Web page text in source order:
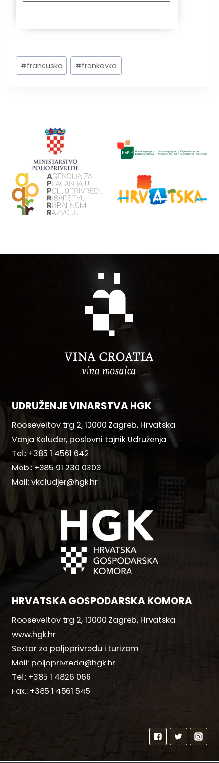
Post
Tags:
#francuska #frankovka
UDRUŽENJE VINARSTVA HGK
Rooseveltov trg 2, 10000 Zagreb, Hrvatska
Vanja Kaluđer, poslovni tajnik Udruženja
Tel.:+385 1 4561 642
Mob.: +385 91 230 0303
Mail:vkaludjer@hgk.hr
HRVATSKA GOSPODARSKA KOMORA
Rooseveltov trg 2, 10000 Zagreb, Hrvatska
www.hgk.hr
Sektor za poljoprivredu i turizam
Mail: poljoprivreda@hgk.hr
Tel.: +385 1 4826 066
Fax.: +385 1 4561 545